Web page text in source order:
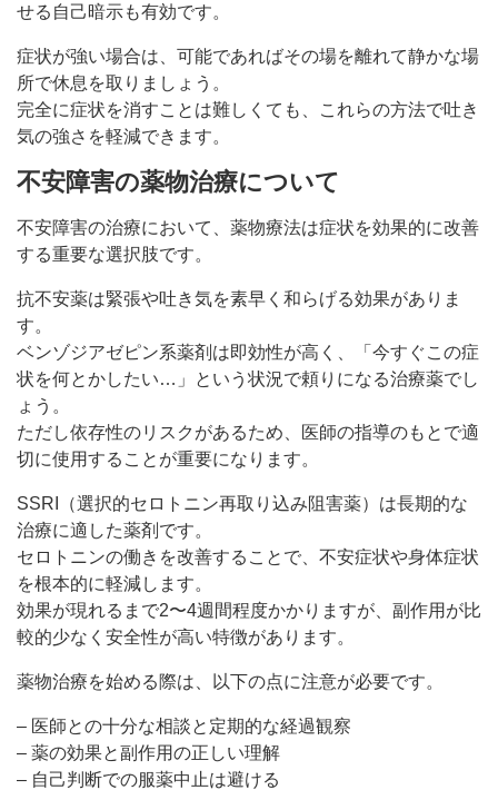
せる自己暗示も有効です。
症状が強い場合は、可能であればその場を離れて静かな場
所で休息を取りましょう。
完全に症状を消すことは難しくても、これらの方法で吐き
気の強さを軽減できます。
不安障害の薬物治療について
不安障害の治療において、薬物療法は症状を効果的に改善
する重要な選択肢です。
抗不安薬は緊張や吐き気を素早く和らげる効果がありま
す。
ベンゾジアゼピン系薬剤は即効性が高く、「今すぐこの症
状を何とかしたい…」という状況で頼りになる治療薬でし
ょう。
ただし依存性のリスクがあるため、医師の指導のもとで適
切に使用することが重要になります。
SSRI（選択的セロトニン再取り込み阻害薬）は長期的な
治療に適した薬剤です。
セロトニンの働きを改善することで、不安症状や身体症状
を根本的に軽減します。
効果が現れるまで2〜4週間程度かかりますが、副作用が比
較的少なく安全性が高い特徴があります。
薬物治療を始める際は、以下の点に注意が必要です。
– 医師との十分な相談と定期的な経過観察
– 薬の効果と副作用の正しい理解
– 自己判断での服薬中止は避ける